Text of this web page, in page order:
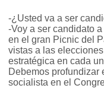
-¿Usted va a ser
-Voy a ser candidato
en el gran Picnic del
vistas a las
estratégica en cada
Debemos profundizar
socialista en el